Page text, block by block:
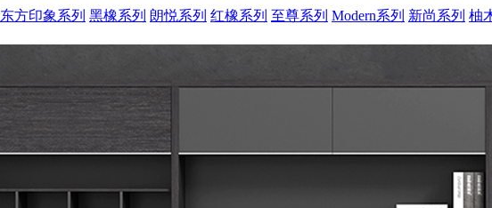
东方印象系列 黑橡系列 朗悦系列 红橡系列 至尊系列 Modern系列 新尚系列 柚